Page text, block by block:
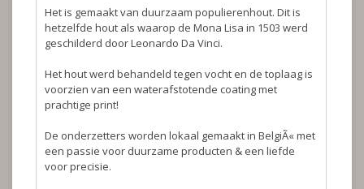
Het is gemaakt van duurzaam populierenhout. Dit is
hetzelfde hout als waarop de Mona Lisa in 1503 werd
geschilderd door Leonardo Da Vinci.
Het hout werd behandeld tegen vocht en de toplaag is
voorzien van een waterafstotende coating met
prachtige print!
De onderzetters worden lokaal gemaakt in BelgiÃ« met
een passie voor duurzame producten & een liefde
voor precisie.